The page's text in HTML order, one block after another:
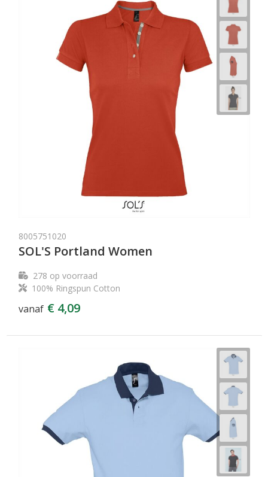
8005751020
SOL'S Portland Women
278 op voorraad
100% Ringspun Cotton
vanaf € 4,09